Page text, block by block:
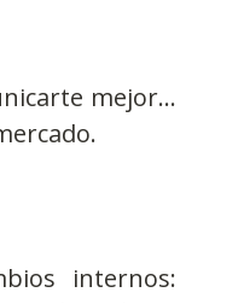
mejor…
internos: